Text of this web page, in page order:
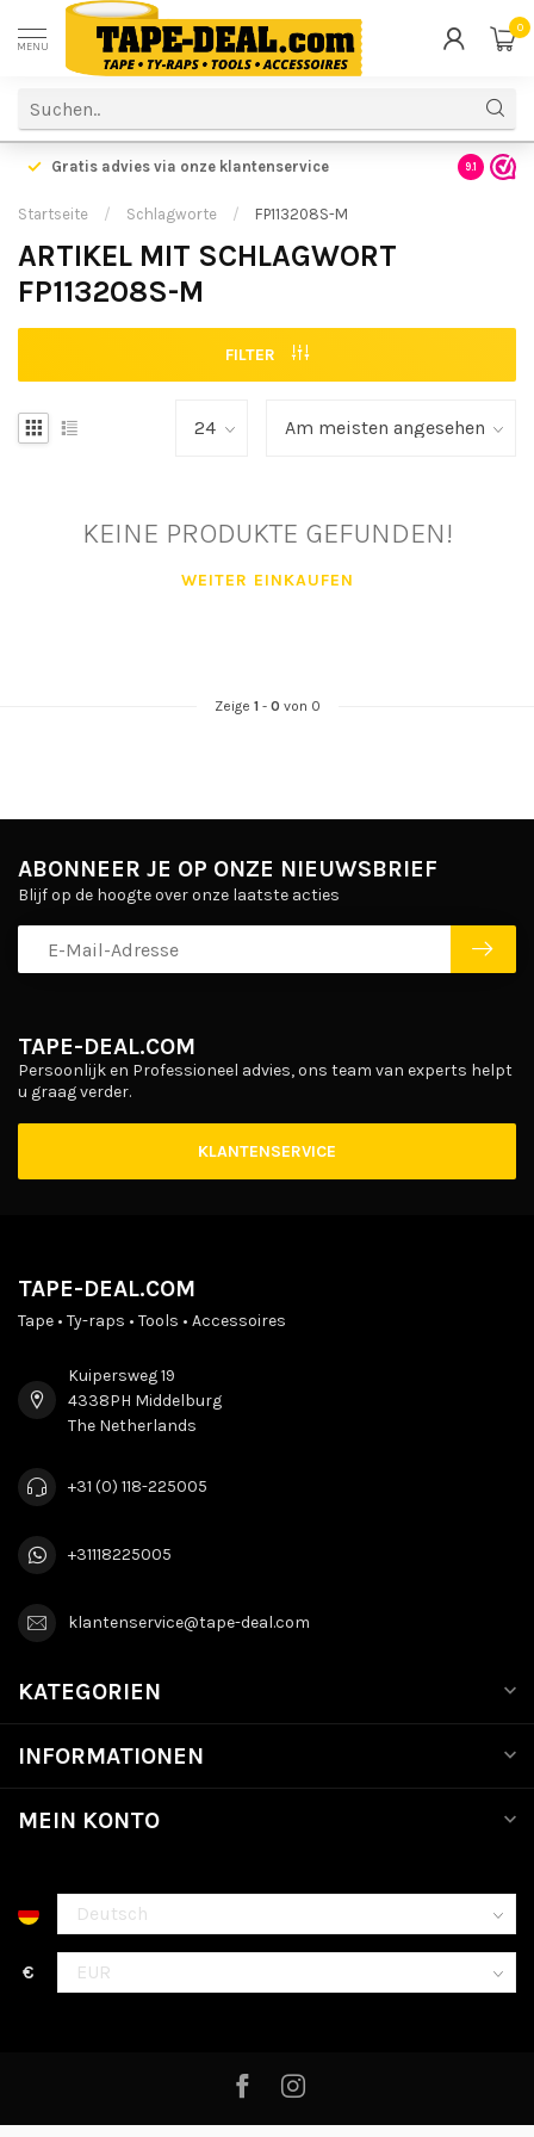
MENU
0
Gratis advies via onze klantenservice 9.1
Startseite / Schlagworte / FP113208S-M
ARTIKEL MIT SCHLAGWORT
FP113208S-M
FILTER
KEINE PRODUKTE GEFUNDEN!
WEITER EINKAUFEN
Zeige 1- 0 von 0
TAPE-DEAL.COM
Persoonlijk en Professioneel advies, ons team van experts helpt
u graag verder.
KLANTENSERVICE
ABONNEER JE OP ONZE NIEUWSBRIEF
Blijf op de hoogte over onze laatste acties
TAPE-DEAL.COM
Tape • Ty-raps • Tools • Accessoires
Kuipersweg 19
4338PH Middelburg
The Netherlands
+31 (0) 118-225005
+31118225005
klantenservice@tape-deal.com
KATEGORIEN
INFORMATIONEN
MEIN KONTO
€